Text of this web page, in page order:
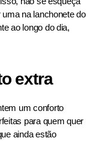
uma na lanchonete do
ao longo do dia,
extra
um conforto
para quem quer
ainda estão